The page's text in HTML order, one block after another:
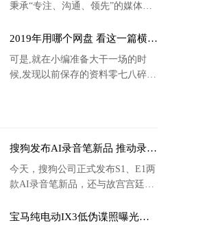
秉承“专注、沟通、领先”的媒体理
2019年用哪个网盘 看这一篇横评
可是,就在小编准备大干一场的时
候,发现以前保存的资料零七八碎,
搜狗发布AI录音笔新品 推动录音
今天，搜狗公司正式发布S1、E1两
款AI录音笔新品，还与故宫宫廷文
的故宫宫廷联名款。
宝马纯电动IX3低伪谍照曝光：